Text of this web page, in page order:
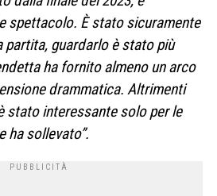
spettacolo. È stato sicuramente
partita, guardarlo è stato più
ha fornito almeno un arco
drammatica. Altrimenti
stato interessante solo per le
ha sollevato”.